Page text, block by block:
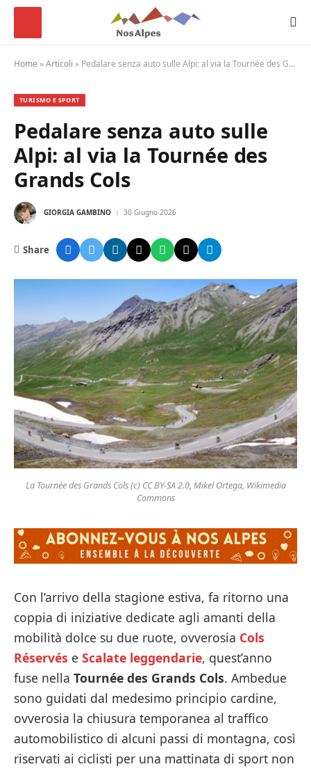
Home »Articoli » Pedalare senza auto sulle Alpi: al via la Tournée des Grands Cols
TURISMO E SPORT
Pedalare senza auto sulle
Alpi: al via la Tournée des
Grands Cols
GIORGIA GAMBINO 30 Giugno 2026
Share
La Tournée des Grands Cols (c) CC BY-SA 2.0, Mikel Ortega, Wikimedia
Commons
Con l’arrivo della stagione estiva, fa ritorno una
coppia di iniziative dedicate agli amanti della
mobilità dolce su due ruote, ovverosia Cols
Réservés e Scalate leggendarie, quest’anno
fuse nella Tournée des Grands Cols. Ambedue
sono guidati dal medesimo principio cardine,
ovverosia la chiusura temporanea al traffico
automobilistico di alcuni passi di montagna, così
riservati ai ciclisti per una mattinata di sport non